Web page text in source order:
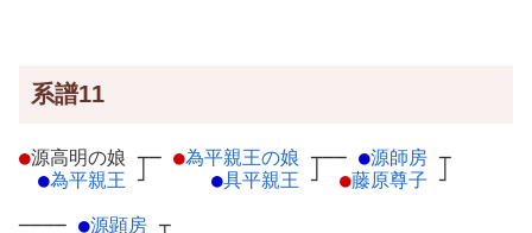
系譜11
●源高明の娘 ┬
●為平親王 ┘
─ ●為平親王の娘 ┬
●具平親王 ┘
── ●源師房 ┬
●藤原尊子 ┘
──── ●源顕房 ┬